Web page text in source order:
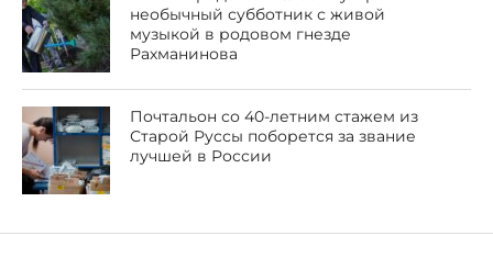
необычный субботник с живой
музыкой в родовом гнезде
Рахманинова
Почтальон со 40-летним стажем из
Старой Руссы поборется за звание
лучшей в России